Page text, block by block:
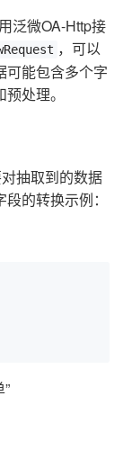
泛微OA-Http接
，可以
可能包含多个字
处理。
抽取到的数据
的转换示例：